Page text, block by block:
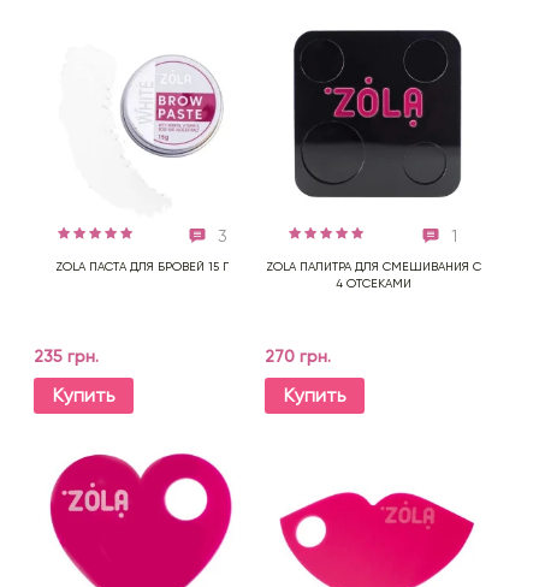
3
ZOLA ПАСТА ДЛЯ БРОВЕЙ 15 Г
235 грн.
Купить
1
ZOLA ПАЛИТРА ДЛЯ СМЕШИВАНИЯ С
4 ОТСЕКАМИ
270 грн.
Купить